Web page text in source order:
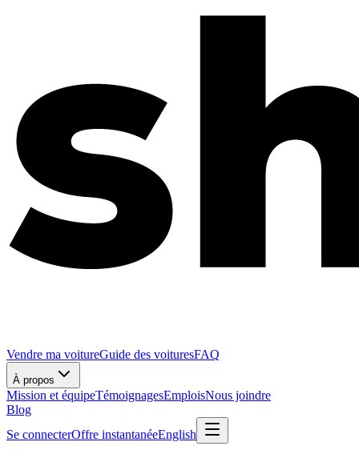
Vendre ma voitureGuide des voituresFAQ
À propos
Mission et équipeTémoignagesEmploisNous joindre
Blog
Se connecterOffre instantanéeEnglish